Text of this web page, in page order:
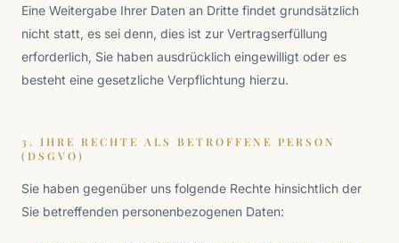
Eine Weitergabe Ihrer Daten an Dritte findet grundsätzlich
nicht statt, es sei denn, dies ist zur Vertragserfüllung
erforderlich, Sie haben ausdrücklich eingewilligt oder es
besteht eine gesetzliche Verpflichtung hierzu.
3. IHRE RECHTE ALS BETROFFENE PERSON
(DSGVO)
Sie haben gegenüber uns folgende Rechte hinsichtlich der
Sie betreffenden personenbezogenen Daten: